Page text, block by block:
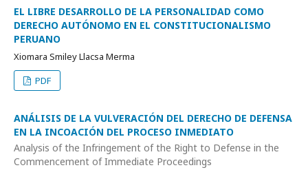
EL LIBRE DESARROLLO DE LA PERSONALIDAD COMO
DERECHO AUTÓNOMO EN EL CONSTITUCIONALISMO
PERUANO
Xiomara Smiley Llacsa Merma
PDF
ANÁLISIS DE LA VULVERACIÓN DEL DERECHO DE DEFENSA
EN LA INCOACIÓN DEL PROCESO INMEDIATO
Analysis of the Infringement of the Right to Defense in the
Commencement of Immediate Proceedings